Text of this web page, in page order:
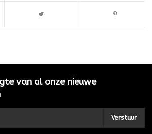
van al onze nieuwe
Verstuur